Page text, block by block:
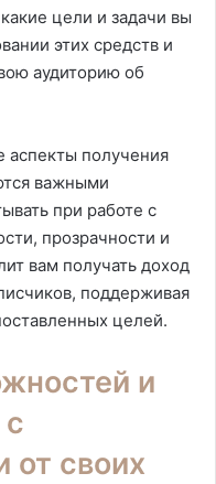
цели и задачи вы
этих средств и
аудиторию об
аспекты получения
важными
при работе с
прозрачности и
вам получать доход
поддерживая
целей.
и
от своих